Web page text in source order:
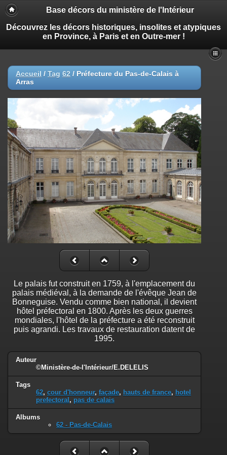
Base décors du ministère de l'Intérieur
Découvrez les décors historiques, insolites et atypiques
en Province, à Paris et en Outre-mer !
Accueil / Tag 62 / Préfecture du Pas-de-Calais à
Arras
Le palais fut construit en 1759, à l'emplacement du
palais médiéval, à la demande de l'évêque Jean de
Bonneguise. Vendu comme bien national, il devient
hôtel préfectoral en 1800. Après les deux guerres
mondiales, l'hôtel de la préfecture a été reconstruit
puis agrandi. Les travaux de restauration datent de
1995.
Auteur
©Ministère-de-l'Intérieur/E.DELELIS
Tags
62, cour d'honneur, façade, hauts de france, hotel
prefectoral , pas de calais
Albums
62 - Pas-de-Calais